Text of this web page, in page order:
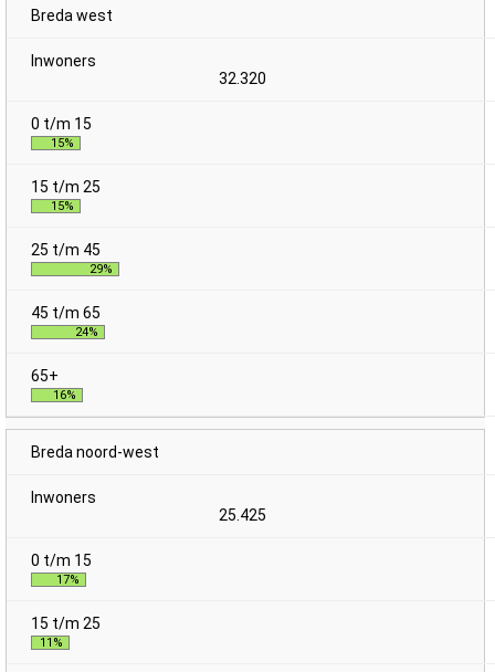
Breda west
32.320
15%
15%
29%
24%
16%
Breda noord-west
25.425
17%
11%